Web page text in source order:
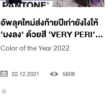
อัพลุคใหม่ส่งท้ายปีเก่ายังไงให้
‘มงลง’ ด้วยสี ‘VERY PERI’...
Color of the Year 2022
22.12.2021 5608